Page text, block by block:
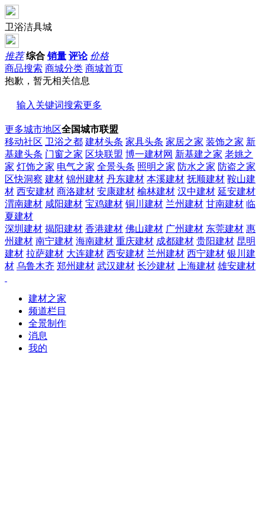
卫浴洁具城
推荐 综合 销量 评论 价格
商品搜索 商城分类 商城首页
抱歉，暂无相关信息
输入关键词搜索更多
更多城市地区全国城市联盟
移动社区 卫浴之都 建材头条 家具头条 家居之家 装饰之家 新
基建头条 门窗之家 区块联盟 博一建材网 新基建之家 老姚之
家 灯饰之家 电气之家 全景头条 照明之家 防水之家 防盗之家
区快洞察 建材 锦州建材 丹东建材 本溪建材 抚顺建材 鞍山建
材 西安建材 商洛建材 安康建材 榆林建材 汉中建材 延安建材
渭南建材 咸阳建材 宝鸡建材 铜川建材 兰州建材 甘南建材 临
夏建材
深圳建材 揭阳建材 香港建材 佛山建材 广州建材 东莞建材 惠
州建材 南宁建材 海南建材 重庆建材 成都建材 贵阳建材 昆明
建材 拉萨建材 大连建材 西安建材 兰州建材 西宁建材 银川建
材 乌鲁木齐 郑州建材 武汉建材 长沙建材 上海建材 雄安建材
建材之家
频道栏目
全景制作
消息
我的